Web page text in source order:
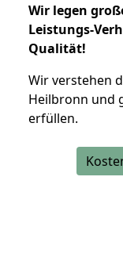
Wir legen
Leistungs-
Qualität!
Wir verstehen
Heilbronn und
erfüllen.